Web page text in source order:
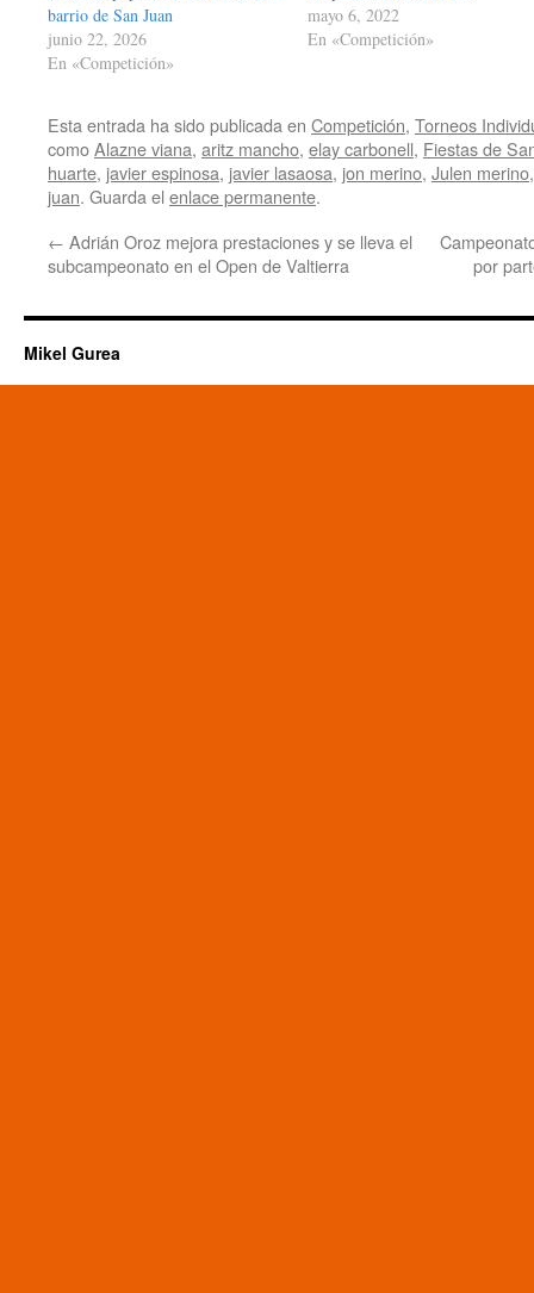
barrio de San Juan
junio 22, 2026
En «Competición»
mayo 6, 2022
En «Competición»
Esta entrada ha sido publicada en Competición, Torneos
comoAlazne viana, aritz mancho, elay carbonell, Fiestas de
huarte, javier espinosa, javier lasaosa, jon merino, Julen merino
juan. Guarda el enlace permanente.
← Adrián Oroz mejora prestaciones y se lleva el
subcampeonato en el Open de Valtierra
por
Mikel Gurea